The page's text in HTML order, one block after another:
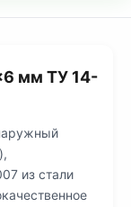
мм ТУ 14-
из стали